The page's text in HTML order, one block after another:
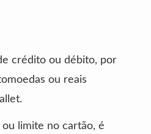
crédito ou débito, por
ou reais
limite no cartão, é